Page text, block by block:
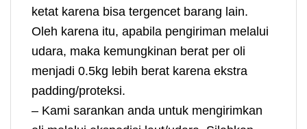
ketat karena bisa tergencet barang lain.
Oleh karena itu, apabila pengiriman melalui
udara, maka kemungkinan berat per oli
menjadi 0.5kg lebih berat karena ekstra
padding/proteksi.
– Kami sarankan anda untuk mengirimkan